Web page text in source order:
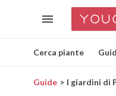
Cerca piante
Guide I giardini di